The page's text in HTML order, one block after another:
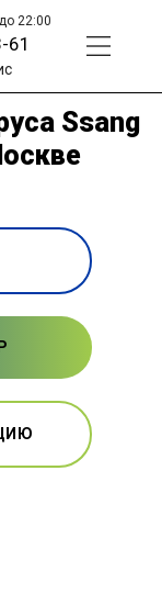
22:00
61
Ssang